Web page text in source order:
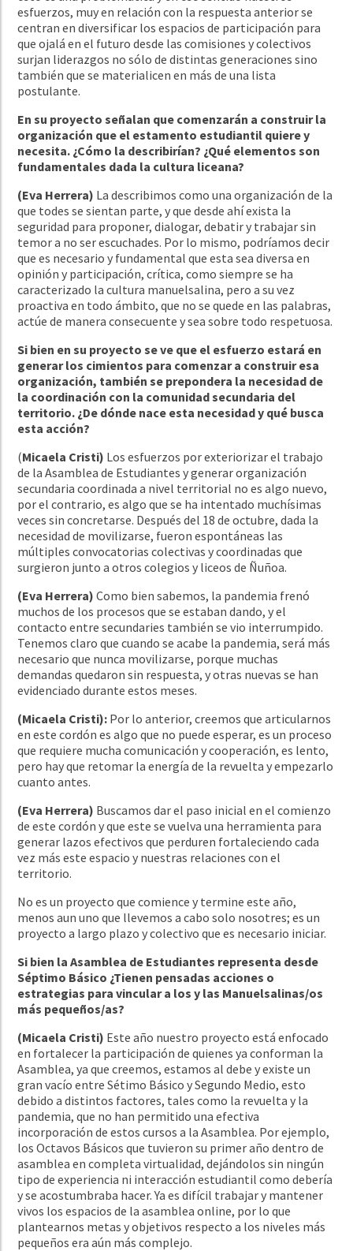
esfuerzos, muy en relación con la respuesta anterior se
centran en diversificar los espacios de participación para
que ojalá en el futuro desde las comisiones y colectivos
surjan liderazgos no sólo de distintas generaciones sino
también que se materialicen en más de una lista
postulante.
En su proyecto señalan que comenzarán a construir la
organización que el estamento estudiantil quiere y
necesita. ¿Cómo la describirían? ¿Qué elementos son
fundamentales dada la cultura liceana?
(Eva Herrera) La describimos como una organización de la
que todes se sientan parte, y que desde ahí exista la
seguridad para proponer, dialogar, debatir y trabajar sin
temor a no ser escuchades. Por lo mismo, podríamos decir
que es necesario y fundamental que esta sea diversa en
opinión y participación, crítica, como siempre se ha
caracterizado la cultura manuelsalina, pero a su vez
proactiva en todo ámbito, que no se quede en las palabras,
actúe de manera consecuente y sea sobre todo respetuosa.
Si bien en su proyecto se ve que el esfuerzo estará en
generar los cimientos para comenzar a construir esa
organización, también se prepondera la necesidad de
la coordinación con la comunidad secundaria del
territorio. ¿De dónde nace esta necesidad y qué busca
esta acción?
(Micaela Cristi) Los esfuerzos por exteriorizar el trabajo
de la Asamblea de Estudiantes y generar organización
secundaria coordinada a nivel territorial no es algo nuevo,
por el contrario, es algo que se ha intentado muchísimas
veces sin concretarse. Después del 18 de octubre, dada la
necesidad de movilizarse, fueron espontáneas las
múltiples convocatorias colectivas y coordinadas que
surgieron junto a otros colegios y liceos de Ñuñoa.
(Eva Herrera)Como bien sabemos, la pandemia frenó
muchos de los procesos que se estaban dando, y el
contacto entre secundaries también se vio interrumpido.
Tenemos claro que cuando se acabe la pandemia, será más
necesario que nunca movilizarse, porque muchas
demandas quedaron sin respuesta, y otras nuevas se han
evidenciado durante estos meses.
(Micaela Cristi): Por lo anterior, creemos que articularnos
en este cordón es algo que no puede esperar, es un proceso
que requiere mucha comunicación y cooperación, es lento,
pero hay que retomar la energía de la revuelta y empezarlo
cuanto antes.
(Eva Herrera) Buscamos dar el paso inicial en el comienzo
de este cordón y que este se vuelva una herramienta para
generar lazos efectivos que perduren fortaleciendo cada
vez más este espacio y nuestras relaciones con el
territorio.
No es un proyecto que comience y termine este año,
menos aun uno que llevemos a cabo solo nosotres; es un
proyecto a largo plazo y colectivo que es necesario iniciar.
Si bien la Asamblea de Estudiantes representa desde
Séptimo Básico ¿Tienen pensadas acciones o
estrategias para vincular a los y las Manuelsalinas/os
más pequeños/as?
(Micaela Cristi) Este año nuestro proyecto está enfocado
en fortalecer la participación de quienes ya conforman la
Asamblea, ya que creemos, estamos al debe y existe un
gran vacío entre Sétimo Básico y Segundo Medio, esto
debido a distintos factores, tales como la revuelta y la
pandemia, que no han permitido una efectiva
incorporación de estos cursos a la Asamblea. Por ejemplo,
los Octavos Básicos que tuvieron su primer año dentro de
asamblea en completa virtualidad, dejándolos sin ningún
tipo de experiencia ni interacción estudiantil como debería
y se acostumbraba hacer. Ya es difícil trabajar y mantener
vivos los espacios de la asamblea online, por lo que
plantearnos metas y objetivos respecto a los niveles más
pequeños era aún más complejo.